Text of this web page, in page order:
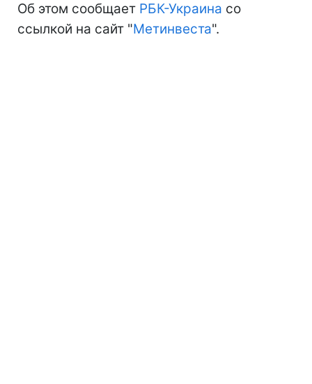
Об этом сообщает РБК-Украина со
ссылкой на сайт "Метинвеста".